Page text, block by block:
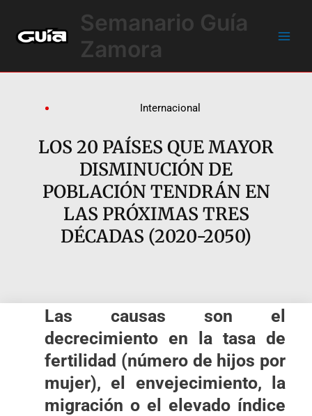
contenido
Semanario Guía
Zamora
Internacional
LOS 20 PAÍSES QUE MAYOR
DISMINUCIÓN DE
POBLACIÓN TENDRÁN EN
LAS PRÓXIMAS TRES
DÉCADAS (2020-2050)
Las causas son el
decrecimiento en la tasa de
fertilidad (número de hijos por
mujer), el envejecimiento, la
migración o el elevado índice